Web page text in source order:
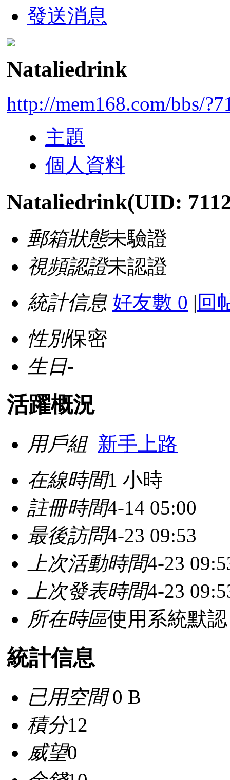
發送消息
Nataliedrink
http://mem168.com/bbs/
主題
個人資料
Nataliedrink(UID:
郵箱狀態未驗證
視頻認證未認證
統計信息 好友數 0 | 回
性別保密
生日-
活躍概況
用戶組 新手上路
在線時間1 小時
註冊時間4-14 05:00
最後訪問4-23 09:53
上次活動時間4-23
上次發表時間4-23
所在時區使用系統默認
統計信息
已用空間0 B
積分12
威望0